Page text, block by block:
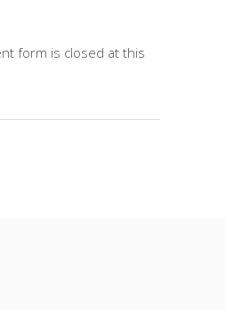
form is closed at this